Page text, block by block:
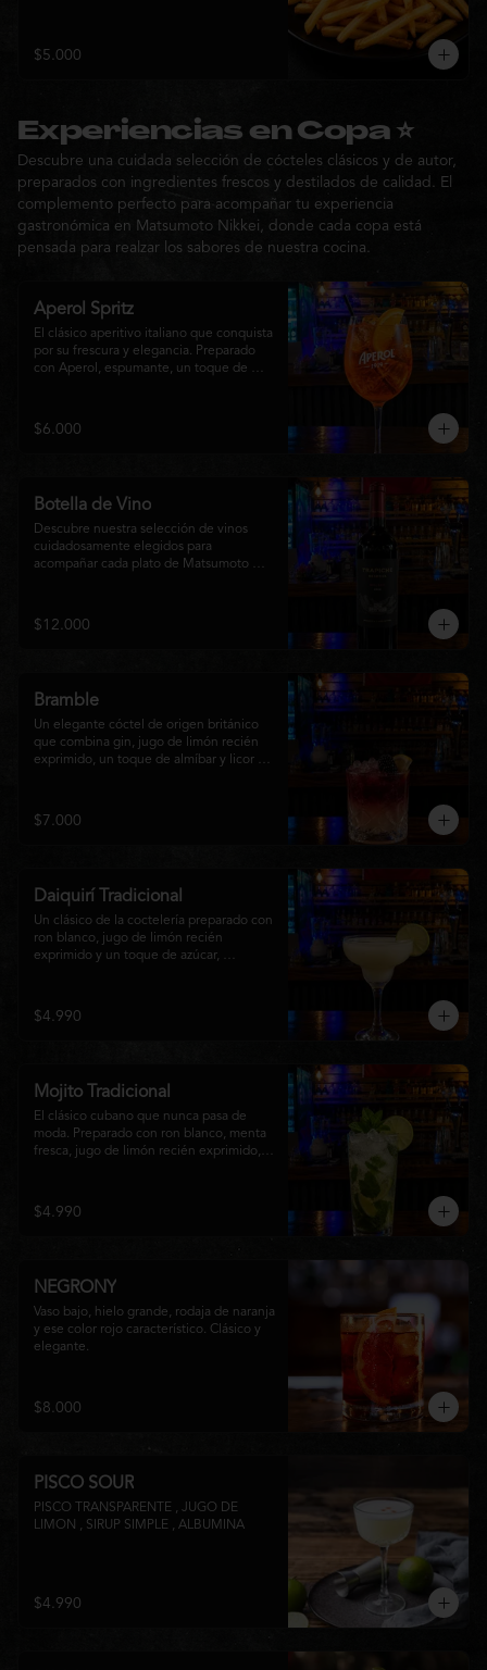
$5.000
Experiencias en Copa ⭐
Descubre una cuidada selección de cócteles clásicos y de autor,
preparados con ingredientes frescos y destilados de calidad. El
complemento perfecto para acompañar tu experiencia
gastronómica en Matsumoto Nikkei, donde cada copa está
pensada para realzar los sabores de nuestra cocina.
Aperol Spritz
El clásico aperitivo italiano que conquista
por su frescura y elegancia. Preparado
con Aperol, espumante, un toque de
refrescante y de notas cítricas, perfecto
para disfrutar antes de la comida o
$6.000
Botella de Vino
Descubre nuestra selección de vinos
cuidadosamente elegidos para
acompañar cada plato de Matsumoto
$12.000
Bramble
Un elegante cóctel de origen británico
que combina gin, jugo de limón recién
exprimido, un toque de almíbar y licor de
dulzor y acidez, es una opción sofisticada
para disfrutar en cualquier momento y
$7.000
Daiquirí Tradicional
Un clásico de la coctelería preparado con
ron blanco, jugo de limón recién
exprimido y un toque de azúcar,
cóctel equilibrado, de notas cítricas y
sabor intenso, perfecto para disfrutar en
$4.990
Mojito Tradicional
El clásico cubano que nunca pasa de
moda. Preparado con ron blanco, menta
fresca, jugo de limón recién exprimido,
aromático y perfectamente equilibrado,
ideal para disfrutar en cualquier ocasión.
$4.990
NEGRONY
Vaso bajo, hielo grande, rodaja de naranja
y ese color rojo característico. Clásico y
elegante.
$8.000
PISCO SOUR
PISCO TRANSPARENTE , JUGO DE
LIMON , SIRUP SIMPLE , ALBUMINA
$4.990